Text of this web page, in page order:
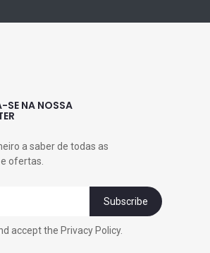
SE NA NOSSA
a saber de todas as
ofertas.
accept the Privacy Policy.